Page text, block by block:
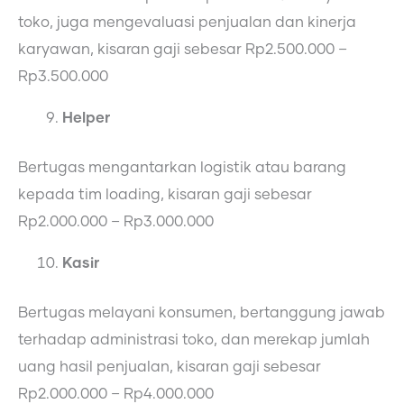
toko, juga mengevaluasi penjualan dan kinerja
karyawan, kisaran gaji sebesar Rp2.500.000 –
Rp3.500.000
Helper
Bertugas mengantarkan logistik atau barang
kepada tim loading, kisaran gaji sebesar
Rp2.000.000 – Rp3.000.000
Kasir
Bertugas melayani konsumen, bertanggung jawab
terhadap administrasi toko, dan merekap jumlah
uang hasil penjualan, kisaran gaji sebesar
Rp2.000.000 – Rp4.000.000